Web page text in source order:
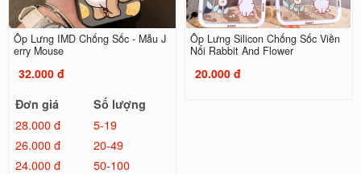
Ốp Lưng IMD Chống Sốc - Mẫu J
erry Mouse
32.000 đ
Đơn giá
Số lượng
28.000 đ
5-19
26.000 đ
20-49
24.000 đ
50-100
Ốp Lưng Silicon Chống Sốc Viền
Nổi Rabbit And Flower
20.000 đ